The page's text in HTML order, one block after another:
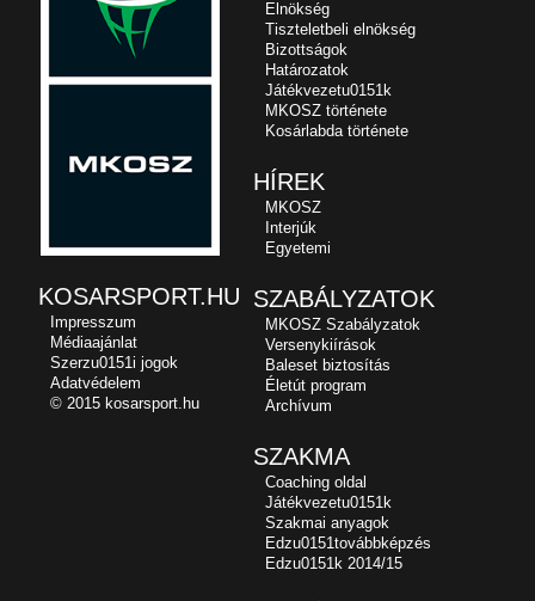
Elnökség
Tiszteletbeli elnökség
Bizottságok
Határozatok
Játékvezetu0151k
MKOSZ története
Kosárlabda története
HÍREK
MKOSZ
Interjúk
Egyetemi
SZABÁLYZATOK
MKOSZ Szabályzatok
Versenykiírások
Baleset biztosítás
Életút program
Archívum
SZAKMA
Coaching oldal
Játékvezetu0151k
Szakmai anyagok
Edzu0151továbbképzés
Edzu0151k 2014/15
KOSARSPORT.HU
Impresszum
Médiaajánlat
Szerzu0151i jogok
Adatvédelem
© 2015 kosarsport.hu